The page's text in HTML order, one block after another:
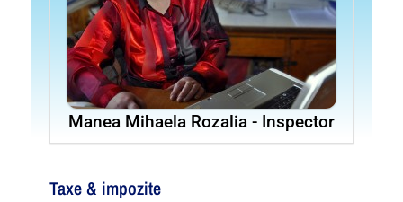
Manea Mihaela Rozalia - Inspector
Taxe & impozite